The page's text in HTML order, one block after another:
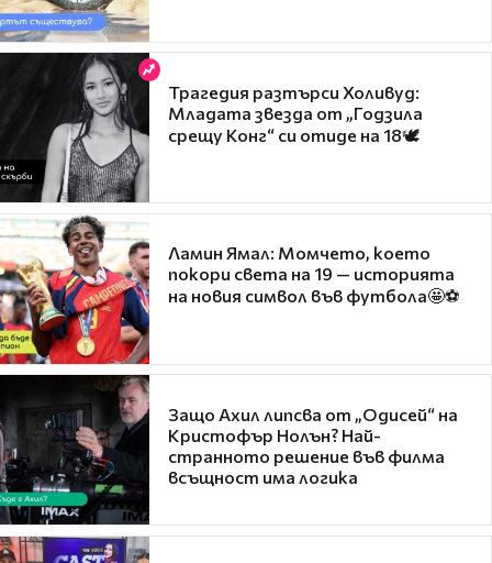
Трагедия разтърси Холивуд:
Младата звезда от „Годзила
срещу Конг“ си отиде на 18🕊️
Ламин Ямал: Момчето, което
покори света на 19 — историята
на новия символ във футбола🤩⚽
Защо Ахил липсва от „Одисей“ на
Кристофър Нолън? Най-
странното решение във филма
всъщност има логика